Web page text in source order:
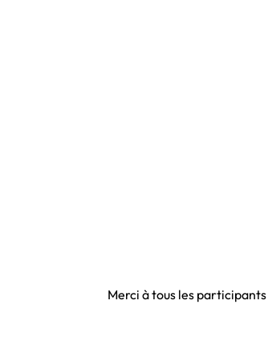
Merci à tous les